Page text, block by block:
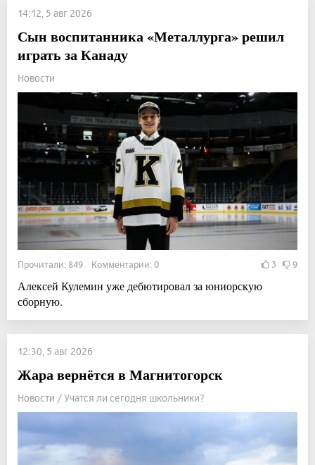
14:12, 5 авг 2026
Сын воспитанника «Металлурга» решил
играть за Канаду
Новости
Прочитали: 849 Комментарии: 0 3 9
Алексей Кулемин уже дебютировал за юниорскую
сборную.
12:30, 5 авг 2026
Жара вернётся в Магнитогорск
Новости / Учатся ли сегодня школьники?